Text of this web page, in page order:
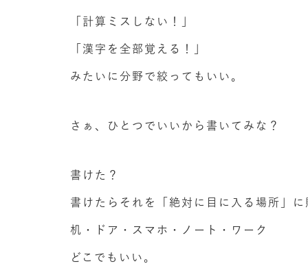
「計算ミスしない！」
「漢字を全部覚える！」
みたいに分野で絞ってもいい。
さぁ、ひとつでいいから書いてみな？
書けた？
書けたらそれを「絶対に目に入る場所」に
机・ドア・スマホ・ノート・ワーク
どこでもいい。